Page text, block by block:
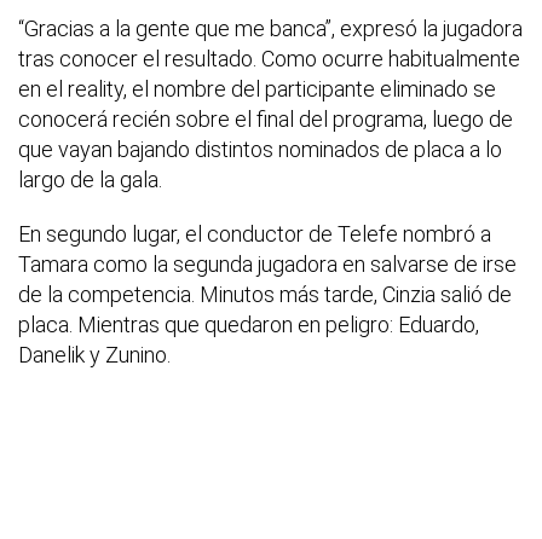
“Gracias a la gente que me banca”, expresó la jugadora
tras conocer el resultado. Como ocurre habitualmente
en el reality, el nombre del participante eliminado se
conocerá recién sobre el final del programa, luego de
que vayan bajando distintos nominados de placa a lo
largo de la gala.
En segundo lugar, el conductor de Telefe nombró a
Tamara como la segunda jugadora en salvarse de irse
de la competencia. Minutos más tarde, Cinzia salió de
placa. Mientras que quedaron en peligro: Eduardo,
Danelik y Zunino.